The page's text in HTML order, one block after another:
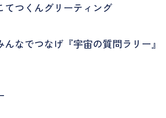
てつくんグリーティング
なでつなげ『宇宙の質問ラリー』